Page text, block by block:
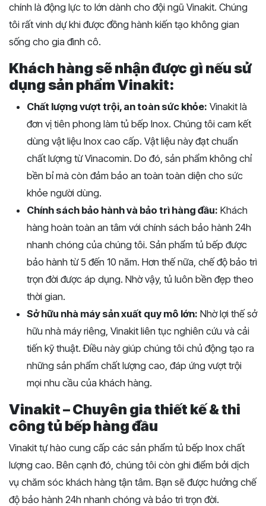
chính là động lực to lớn dành cho đội ngũ Vinakit. Chúng
tôi rất vinh dự khi được đồng hành kiến tạo không gian
sống cho gia đình cô.
Khách hàng sẽ nhận được gì nếu sử
dụng sản phẩm Vinakit:
Chất lượng vượt trội, an toàn sức khỏe: Vinakit là
đơn vị tiên phong làm tủ bếp Inox. Chúng tôi cam kết
dùng vật liệu Inox cao cấp. Vật liệu này đạt chuẩn
chất lượng từ Vinacomin. Do đó, sản phẩm không chỉ
bền bỉ mà còn đảm bảo an toàn toàn diện cho sức
khỏe người dùng.
Chính sách bảo hành và bảo trì hàng đầu: Khách
hàng hoàn toàn an tâm với chính sách bảo hành 24h
nhanh chóng của chúng tôi. Sản phẩm tủ bếp được
bảo hành từ 5 đến 10 năm. Hơn thế nữa, chế độ bảo trì
trọn đời được áp dụng. Nhờ vậy, tủ luôn bền đẹp theo
thời gian.
Sở hữu nhà máy sản xuất quy mô lớn: Nhờ lợi thế sở
hữu nhà máy riêng, Vinakit liên tục nghiên cứu và cải
tiến kỹ thuật. Điều này giúp chúng tôi chủ động tạo ra
những sản phẩm chất lượng cao, đáp ứng vượt trội
mọi nhu cầu của khách hàng.
Vinakit – Chuyên gia thiết kế & thi
công tủ bếp hàng đầu
Vinakit tự hào cung cấp các sản phẩm tủ bếp Inox chất
lượng cao. Bên cạnh đó, chúng tôi còn ghi điểm bởi dịch
vụ chăm sóc khách hàng tận tâm. Bạn sẽ được hưởng chế
độ bảo hành 24h nhanh chóng và bảo trì trọn đời.